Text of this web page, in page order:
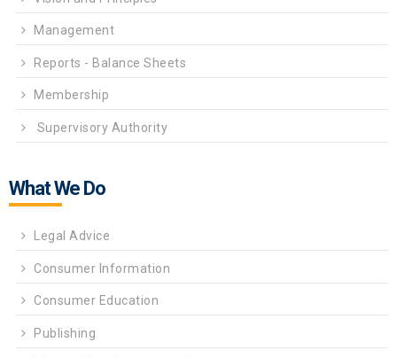
Management
Reports - Balance Sheets
Membership
Supervisory Authority
What We Do
Legal Advice
Consumer Information
Consumer Education
Publishing